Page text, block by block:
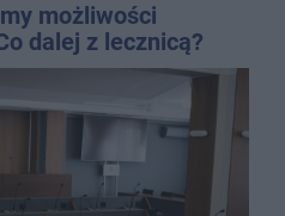
możliwości
dalej z lecznicą?